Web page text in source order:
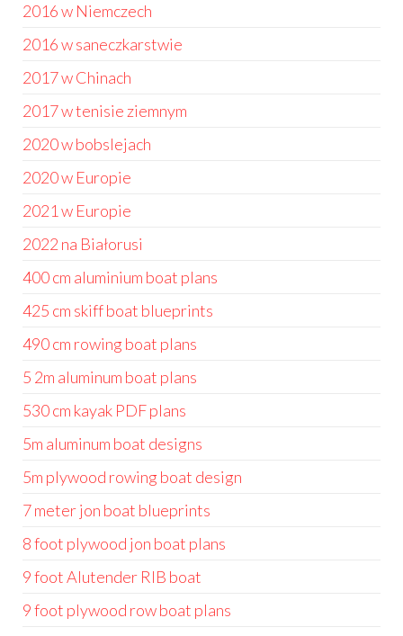
2016 w Niemczech
2016 w saneczkarstwie
2017 w Chinach
2017 w tenisie ziemnym
2020 w bobslejach
2020 w Europie
2021 w Europie
2022 na Białorusi
400 cm aluminium boat plans
425 cm skiff boat blueprints
490 cm rowing boat plans
5 2m aluminum boat plans
530 cm kayak PDF plans
5m aluminum boat designs
5m plywood rowing boat design
7 meter jon boat blueprints
8 foot plywood jon boat plans
9 foot Alutender RIB boat
9 foot plywood row boat plans